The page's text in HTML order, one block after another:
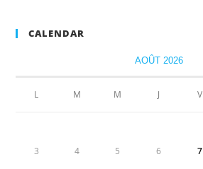
CALENDAR
AOÛT 2026
L M M J V
3 4 5 6 7